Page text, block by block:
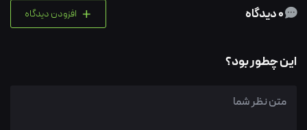
+ افزودن دیدگاه
این چطور بود؟